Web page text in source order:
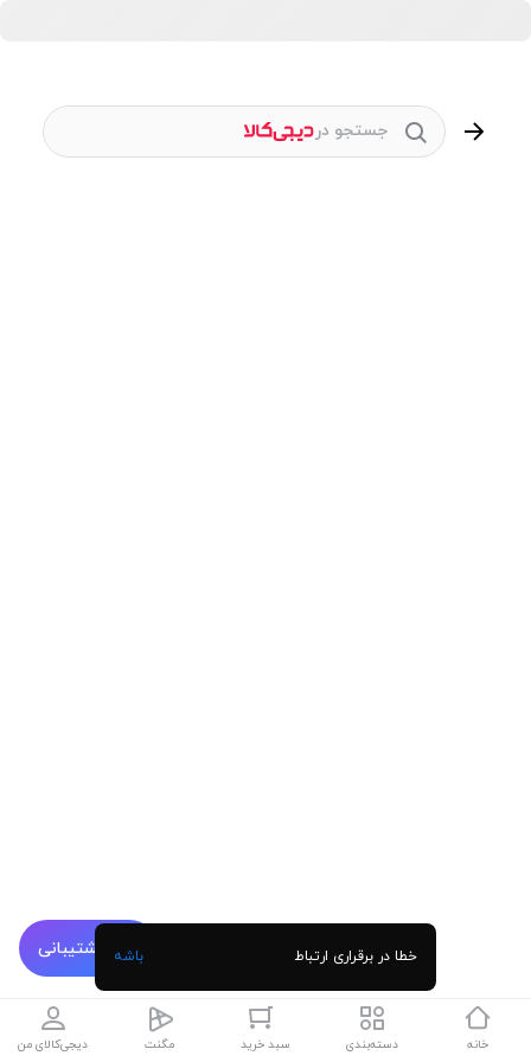
پشتیبانی
جستجو در
خانه دسته‌بندی سبد خرید مگنت دیجی‌کالای من
خطا در برقراری ارتباط باشه